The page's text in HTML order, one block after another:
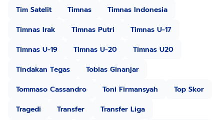
Tim Satelit
Timnas
Timnas Indonesia
Timnas Irak
Timnas Putri
Timnas U-17
Timnas U-19
Timnas U-20
Timnas U20
Tindakan Tegas
Tobias Ginanjar
Tommaso Cassandro
Toni Firmansyah
Top Skor
Tragedi
Transfer
Transfer Liga